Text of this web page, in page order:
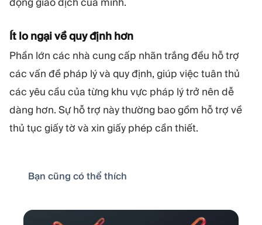
Ít lo ngại về quy định hơn
Phần lớn các nhà cung cấp nhãn trắng đều hỗ trợ
các vấn đề pháp lý và quy định, giúp việc tuân thủ
các yêu cầu của từng khu vực pháp lý trở nên dễ
dàng hơn. Sự hỗ trợ này thường bao gồm hỗ trợ về
thủ tục giấy tờ và xin giấy phép cần thiết.
Bạn cũng có thể thích